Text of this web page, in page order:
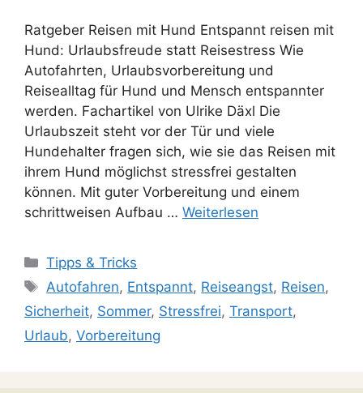
Ratgeber Reisen mit Hund Entspannt reisen mit
Hund: Urlaubsfreude statt Reisestress Wie
Autofahrten, Urlaubsvorbereitung und
Reisealltag für Hund und Mensch entspannter
werden. Fachartikel von Ulrike Däxl Die
Urlaubszeit steht vor der Tür und viele
Hundehalter fragen sich, wie sie das Reisen mit
ihrem Hund möglichst stressfrei gestalten
können. Mit guter Vorbereitung und einem
schrittweisen Aufbau … Weiterlesen
Tipps & Tricks
Autofahren, Entspannt, Reiseangst, Reisen,
Sicherheit, Sommer, Stressfrei, Transport,
Urlaub, Vorbereitung